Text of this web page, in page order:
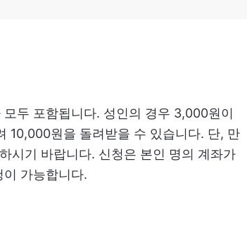
두 포함됩니다. 성인의 경우 3,000원이
10,000원을 돌려받을 수 있습니다. 단, 만
시기 바랍니다. 신청은 본인 명의 계좌가
가능합니다.